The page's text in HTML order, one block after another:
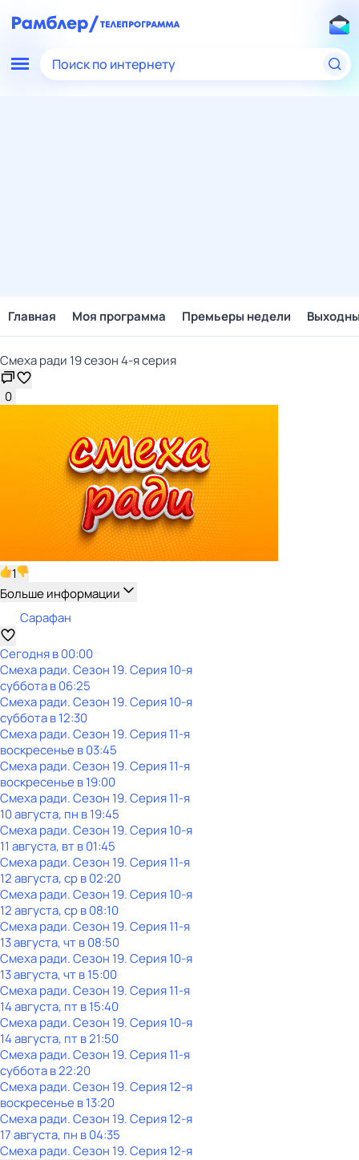
Поиск по интернету
Главная Моя программа Премьеры недели
Смеха ради 19 сезон 4-я серия
0
1
Больше информации
Сарафан
Сегодня в 00:00
Смеха ради. Сезон 19. Серия 10-я
субботав06:25
Смеха ради. Сезон 19. Серия 10-я
субботав12:30
Смеха ради. Сезон 19. Серия 11-я
воскресенье в03:45
Смеха ради. Сезон 19. Серия 11-я
воскресенье в19:00
Смеха ради. Сезон 19. Серия 11-я
10 августа, пн в 19:45
Смеха ради. Сезон 19. Серия 10-я
11 августа, вт в 01:45
Смеха ради. Сезон 19. Серия 11-я
12 августа, ср в 02:20
Смеха ради. Сезон 19. Серия 10-я
12 августа, ср в 08:10
Смеха ради. Сезон 19. Серия 11-я
13 августа, чт в 08:50
Смеха ради. Сезон 19. Серия 10-я
13 августа, чт в 15:00
Смеха ради. Сезон 19. Серия 11-я
14 августа, пт в 15:40
Смеха ради. Сезон 19. Серия 10-я
14 августа, пт в 21:50
Смеха ради. Сезон 19. Серия 11-я
субботав22:20
Смеха ради. Сезон 19. Серия 12-я
воскресенье в13:20
Смеха ради. Сезон 19. Серия 12-я
17 августа, пн в 04:35
Смеха ради. Сезон 19. Серия 12-я